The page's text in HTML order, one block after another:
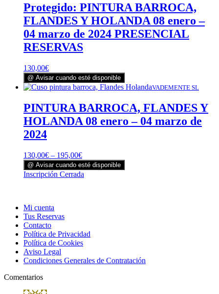
Protegido: PINTURA BARROCA,
FLANDES Y HOLANDA 08 enero –
04 marzo de 2024 PRESENCIAL
RESERVAS
130,00€
@ Avisar cuando esté disponible
VADEMENTE SL
PINTURA BARROCA, FLANDES Y
HOLANDA 08 enero – 04 marzo de
2024
130,00€ – 195,00€
@ Avisar cuando esté disponible
Inscripción Cerrada
se
en
Mi cuenta
Tus Reservas
Contacto
Política de Privacidad
Política de Cookies
Aviso Legal
Condiciones Generales de Contratación
Comentarios